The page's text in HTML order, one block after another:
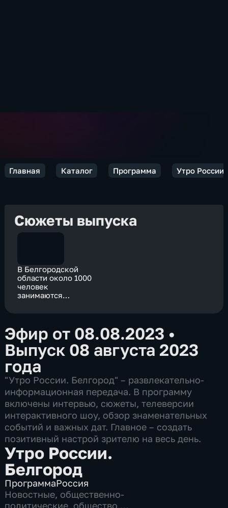
Главная Каталог Программа Утро
Сюжеты выпуска
В Белгородской
области около 1000
человек
занимаются
Эфир от 08.08.2023 •
Выпуск 08 августа 2023
года
"Утро России. Белгород" – развлекательно-
информационная передача. В программу
включены интервью, сюжеты, телеверсии
интерактивного шоу, обзор знаменательных
событий и важных дат. Главное – создать
позитивный настрой зрителю на весь день.
Утро России.
Белгород
ПрограммаРоссия
Новостные, общественно-
политические, общество,